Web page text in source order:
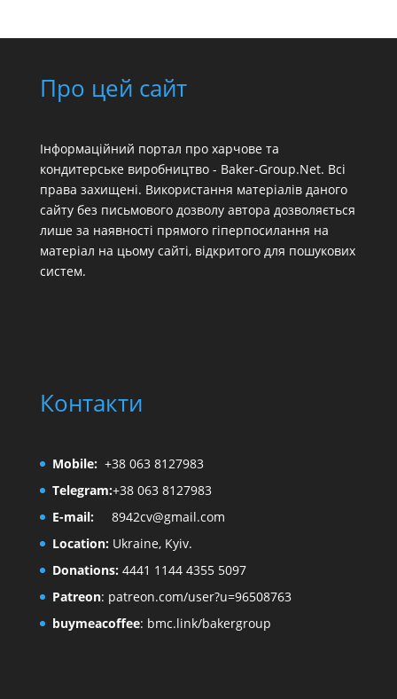
Про цей сайт
Інформаційний портал про харчове та
кондитерське виробництво - Baker-Group.Net. Всі
права захищені. Використання матеріалів даного
сайту без письмового дозволу автора дозволяється
лише за наявності прямого гіперпосилання на
матеріал на цьому сайті, відкритого для пошукових
систем.
Контакти
Mobile: +38 063 8127983
Telegram:+38 063 8127983
E-mail:
8942cv@gmail.com
Location:Ukraine, Kyiv.
Donations:4441 1144 4355 5097
Patreon: patreon.com/user?u=96508763
buymeacoffee: bmc.link/bakergroup